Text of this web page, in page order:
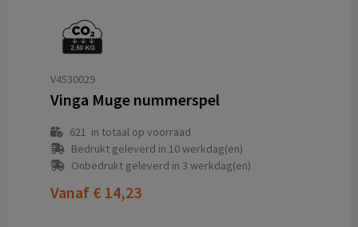
V4530029
Vinga Muge nummerspel
621 in totaal op voorraad
Bedrukt geleverd in 10 werkdag(en)
Onbedrukt geleverd in 3 werkdag(en)
Vanaf € 14,23